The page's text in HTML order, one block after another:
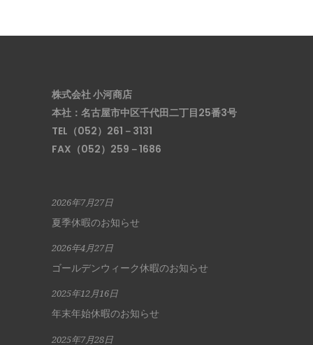
株式会社 小河商店
本社：名古屋市中区千代田二丁目25番3号
TEL（052）261－3131
FAX（052）259－1686
2026年7月27日
夏季休暇のお知らせ
2026年4月27日
ゴールデンウィーク休暇のお知らせ
2025年12月16日
年末年始休暇のお知らせ
2025年7月28日